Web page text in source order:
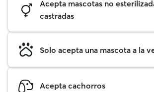
Acepta mascotas no
castradas
Solo acepta una mascota a la
Acepta cachorros